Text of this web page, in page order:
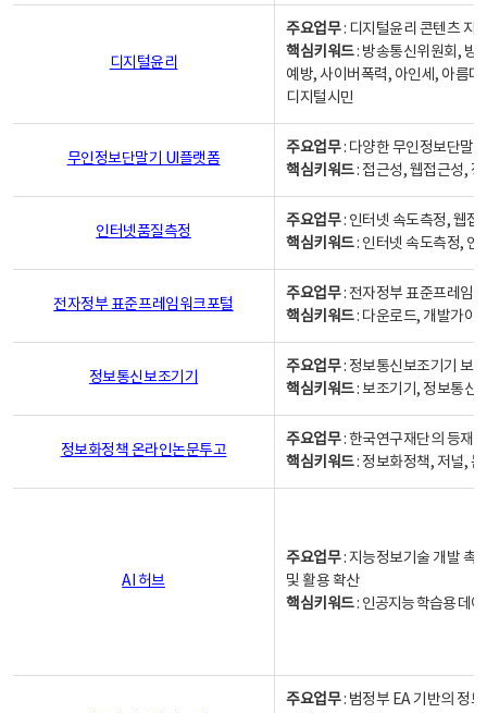
디지털윤리
주요업무: 디지털윤리 콘텐츠 지
핵심키워드: 방송통신위원회, 방
예방, 사이버폭력, 아인세, 아름
디지털시민
무인정보단말기 UI플랫폼
주요업무: 다양한 무인정보단말
핵심키워드: 접근성, 웹접근성,
인터넷품질측정
주요업무: 인터넷 속도측정, 웹접
핵심키워드: 인터넷 속도측정, 인
전자정부 표준프레임워크포털
주요업무: 전자정부 표준프레임
핵심키워드: 다운로드, 개발가이
정보통신보조기기
주요업무: 정보통신보조기기 보
핵심키워드: 보조기기, 정보통신
정보화정책 온라인논문투고
주요업무: 한국연구재단의 등재
핵심키워드: 정보화정책, 저널,
AI 허브
주요업무: 지능정보기술 개발 촉
및 활용 확산
핵심키워드: 인공지능 학습용 데
주요업무: 범정부 EA 기반의 정